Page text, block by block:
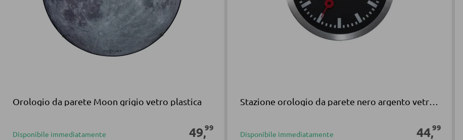
Orologio da parete Moon grigio vetro plastica
Disponibile immediatamente 49,99
Disponibile immediatamente 44,99